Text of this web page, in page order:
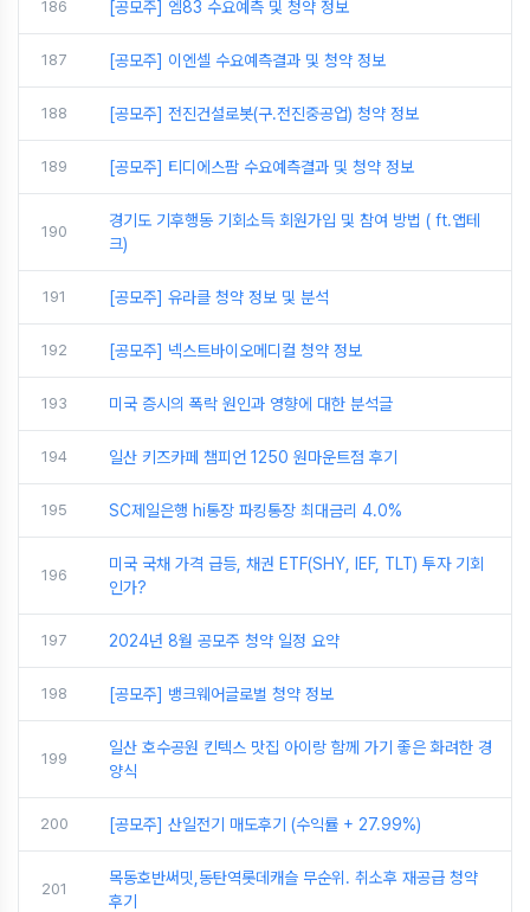
186 [공모주] 엠83 수요예측 및 청약 정보
187 [공모주] 이엔셀 수요예측결과 및 청약 정보
188 [공모주] 전진건설로봇(구.전진중공업) 청약 정보
189 [공모주] 티디에스팜 수요예측결과 및 청약 정보
190
경기도 기후행동 기회소득 회원가입 및 참여 방법 ( ft.앱테
크)
191 [공모주] 유라클 청약 정보 및 분석
192 [공모주] 넥스트바이오메디컬 청약 정보
193 미국 증시의 폭락 원인과 영향에 대한 분석글
194 일산 키즈카페 챔피언 1250 원마운트점 후기
195 SC제일은행 hi통장 파킹통장 최대금리 4.0%
196
미국 국채 가격 급등, 채권 ETF(SHY, IEF, TLT) 투자 기회
인가?
197 2024년 8월 공모주 청약 일정 요약
198 [공모주] 뱅크웨어글로벌 청약 정보
199
일산 호수공원 킨텍스 맛집 아이랑 함께 가기 좋은 화려한 경
양식
200 [공모주] 산일전기 매도후기 (수익률 + 27.99%)
201
목동호반써밋,동탄역롯데캐슬 무순위. 취소후 재공급 청약
후기